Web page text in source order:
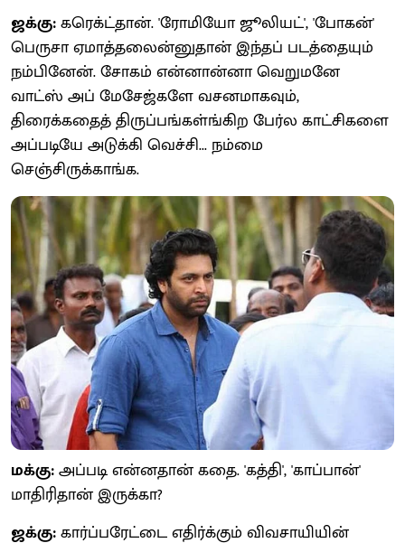
ஜக்கு:கரெக்ட்தான். 'ரோமியோ ஜூலியட்', 'போகன்'
பெருசா ஏமாத்தலைன்னுதான் இந்தப் படத்தையும்
நம்பினேன். சோகம் என்னான்னா வெறுமனே
வாட்ஸ் அப் மேசேஜ்களே வசனமாகவும்,
திரைக்கதைத் திருப்பங்கள்ங்கிற பேர்ல காட்சிகளை
அப்படியே அடுக்கி வெச்சி... நம்மை
செஞ்சிருக்காங்க.
மக்கு:அப்படி என்னதான் கதை. 'கத்தி', 'காப்பான்'
மாதிரிதான் இருக்கா?
ஜக்கு:கார்ப்பரேட்டை எதிர்க்கும் விவசாயியின்